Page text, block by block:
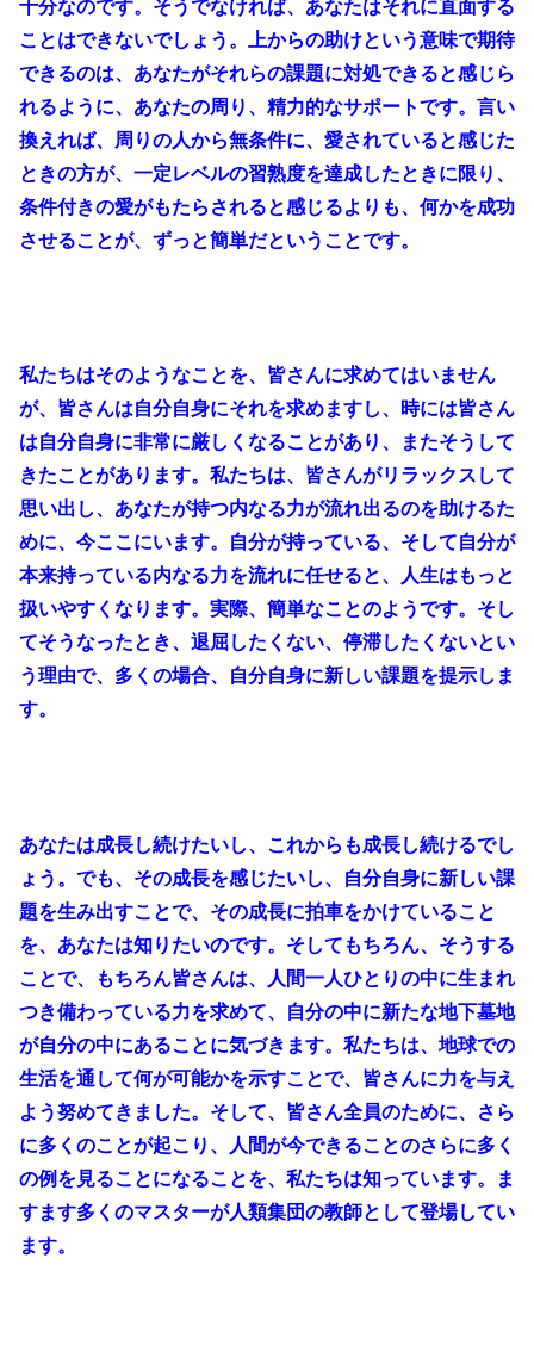
十分なのです。そうでなければ、あなたはそれに直面する
ことはできないでしょう。上からの助けという意味で期待
できるのは、あなたがそれらの課題に対処できると感じら
れるように、あなたの周り、精力的なサポートです。言い
換えれば、周りの人から無条件に、愛されていると感じた
ときの方が、一定レベルの習熟度を達成したときに限り、
条件付きの愛がもたらされると感じるよりも、何かを成功
させることが、ずっと簡単だということです。
私たちはそのようなことを、皆さんに求めてはいません
が、皆さんは自分自身にそれを求めますし、時には皆さん
は自分自身に非常に厳しくなることがあり、またそうして
きたことがあります。私たちは、皆さんがリラックスして
思い出し、あなたが持つ内なる力が流れ出るのを助けるた
めに、今ここにいます。自分が持っている、そして自分が
本来持っている内なる力を流れに任せると、人生はもっと
扱いやすくなります。実際、簡単なことのようです。そし
てそうなったとき、退屈したくない、停滞したくないとい
う理由で、多くの場合、自分自身に新しい課題を提示しま
す。
あなたは成長し続けたいし、これからも成長し続けるでし
ょう。でも、その成長を感じたいし、自分自身に新しい課
題を生み出すことで、その成長に拍車をかけていること
を、あなたは知りたいのです。そしてもちろん、そうする
ことで、もちろん皆さんは、人間一人ひとりの中に生まれ
つき備わっている力を求めて、自分の中に新たな地下墓地
が自分の中にあることに気づきます。私たちは、地球での
生活を通して何が可能かを示すことで、皆さんに力を与え
よう努めてきました。そして、皆さん全員のために、さら
に多くのことが起こり、人間が今できることのさらに多く
の例を見ることになることを、私たちは知っています。ま
すます多くのマスターが人類集団の教師として登場してい
ます。